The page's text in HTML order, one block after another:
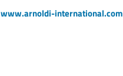
www.arnoldi-international.com